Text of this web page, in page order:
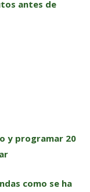
antes de
y programar 20
como se ha